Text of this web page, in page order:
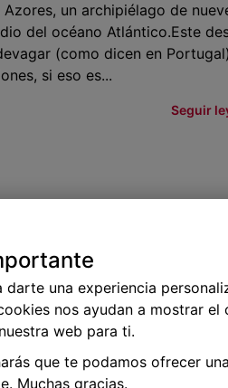
un archipiélago de
del océano Atlántico.Este
(como dicen en
si eso es...
Seguir
después de un intenso
nuevo diseño web en
nuestro aspecto,
que antes no estaban
en nuestra página sea
para realizar las
una experiencia
nos ayudan a mostrar el
web para ti.
que te podamos ofrecer una
Muchas gracias.